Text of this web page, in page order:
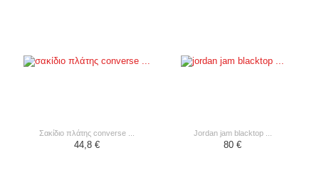
σακίδιο πλάτης converse ...
44,8 €
jordan jam blacktop ...
80 €